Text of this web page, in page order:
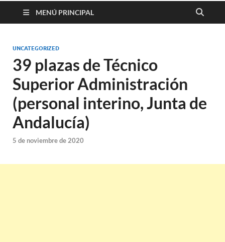
MENÚ PRINCIPAL
UNCATEGORIZED
39 plazas de Técnico
Superior Administración
(personal interino, Junta de
Andalucía)
5 de noviembre de 2020